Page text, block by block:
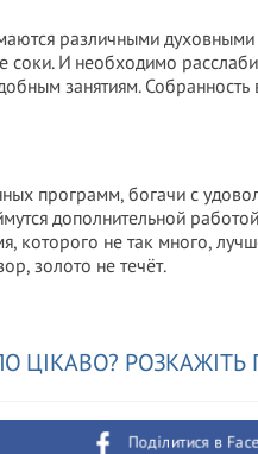
различными
И необходимо
занятиям.
программ, богачи с
дополнительной
которого не так много,
золото не течёт.
ЦІКАВО?
Поділитися в